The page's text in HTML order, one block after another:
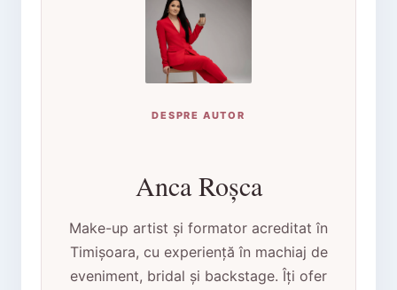
DESPRE AUTOR
Anca Roșca
Make-up artist și formator acreditat în
Timișoara, cu experiență în machiaj de
eveniment, bridal și backstage. Îți ofer